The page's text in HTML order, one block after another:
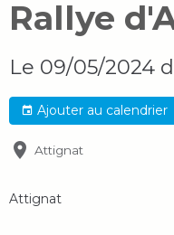
Rallye
Le 09/05/2024
Ajouter au calendrier
Attignat
Attignat